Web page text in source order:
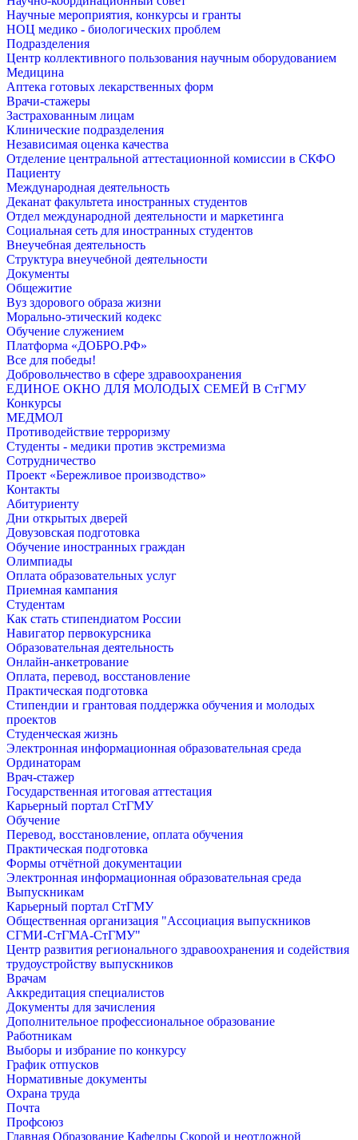
Научные мероприятия, конкурсы и гранты
НОЦ медико - биологических проблем
Подразделения
Центр коллективного пользования научным оборудованием
Медицина
Аптека готовых лекарственных форм
Врачи-стажеры
Застрахованным лицам
Клинические подразделения
Независимая оценка качества
Отделение центральной аттестационной комиссии в СКФО
Пациенту
Международная деятельность
Деканат факультета иностранных студентов
Отдел международной деятельности и маркетинга
Социальная сеть для иностранных студентов
Внеучебная деятельность
Структура внеучебной деятельности
Документы
Общежитие
Вуз здорового образа жизни
Морально-этический кодекс
Обучение служением
Платформа «ДОБРО.РФ»
Все для победы!
Добровольчество в сфере здравоохранения
ЕДИНОЕ ОКНО ДЛЯ МОЛОДЫХ СЕМЕЙ В СтГМУ
Конкурсы
МЕДМОЛ
Противодействие терроризму
Студенты - медики против экстремизма
Сотрудничество
Проект «Бережливое производство»
Контакты
Абитуриенту
Дни открытых дверей
Довузовская подготовка
Обучение иностранных граждан
Олимпиады
Оплата образовательных услуг
Приемная кампания
Студентам
Как стать стипендиатом России
Навигатор первокурсника
Образовательная деятельность
Онлайн-анкетрование
Оплата, перевод, восстановление
Практическая подготовка
Стипендии и грантовая поддержка обучения и молодых
проектов
Студенческая жизнь
Электронная информационная образовательная среда
Ординаторам
Врач-стажер
Государственная итоговая аттестация
Карьерный портал СтГМУ
Обучение
Перевод, восстановление, оплата обучения
Практическая подготовка
Формы отчётной документации
Электронная информационная образовательная среда
Выпускникам
Карьерный портал СтГМУ
Общественная организация "Ассоциация выпускников
СГМИ-СтГМА-СтГМУ"
Центр развития регионального здравоохранения и содействия
трудоустройству выпускников
Врачам
Аккредитация специалистов
Документы для зачисления
Дополнительное профессиональное образование
Работникам
Выборы и избрание по конкурсу
График отпусков
Нормативные документы
Охрана труда
Почта
Профсоюз
Главная Образование Кафедры Скорой и неотложной